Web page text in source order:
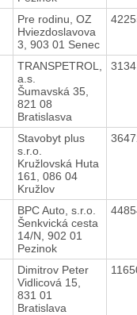
Pre rodinu, OZ
Hviezdoslavova
3, 903 01 Senec
TRANSPETROL,
a.s.
Šumavská 35,
821 08
Bratislasva
Stavobyt plus
s.r.o.
Kružlovská Huta
161, 086 04
Kružlov
BPC Auto, s.r.o.
Šenkvická cesta
14/N, 902 01
Pezinok
Dimitrov Peter
Vidlicová 15,
831 01
Bratislava